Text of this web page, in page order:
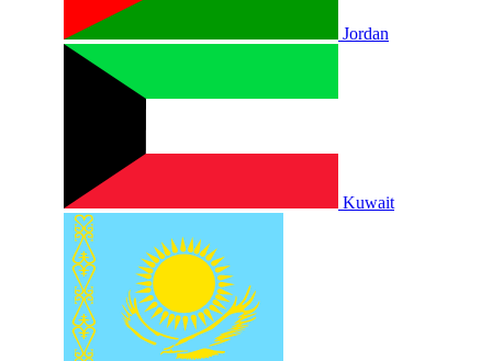
Jordan
Kuwait